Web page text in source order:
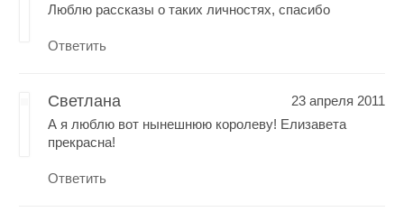
Люблю рассказы о таких личностях, спасибо
Ответить
Светлана
23 апреля 2011
А я люблю вот нынешнюю королеву! Елизавета
прекрасна!
Ответить